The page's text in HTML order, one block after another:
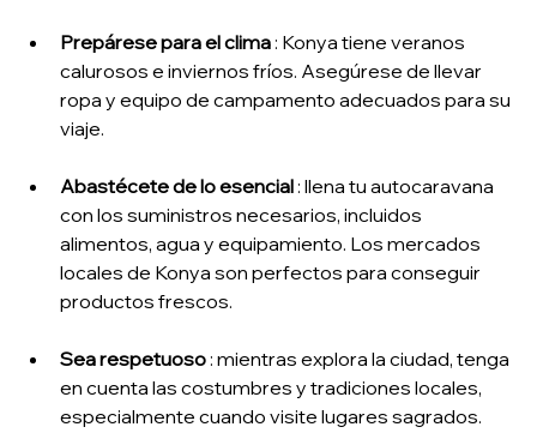
Prepárese para el clima : Konya tiene veranos
calurosos e inviernos fríos. Asegúrese de llevar
ropa y equipo de campamento adecuados para su
viaje.
Abastécete de lo esencial : llena tu autocaravana
con los suministros necesarios, incluidos
alimentos, agua y equipamiento. Los mercados
locales de Konya son perfectos para conseguir
productos frescos.
Sea respetuoso : mientras explora la ciudad, tenga
en cuenta las costumbres y tradiciones locales,
especialmente cuando visite lugares sagrados.